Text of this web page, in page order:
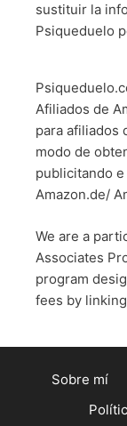
sustituir la
Psiqueduelo
Afiliados de
para afiliados
modo de
publicitando
Amazon.de/
We are a
Associates
program
fees by
Sobre mí